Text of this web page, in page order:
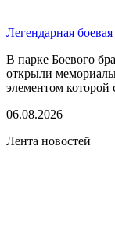
Легендарная
В парке Боевого
открыли
элементом которой
06.08.2026
Лента новостей